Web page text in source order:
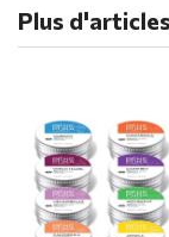
Plus